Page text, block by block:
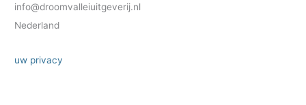
info@droomvalleiuitgeverij.nl
Nederland
uw privacy